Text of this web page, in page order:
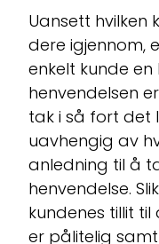
Uansett hvilken
dere igjennom,
enkelt kunde
henvendelsen
tak i så fort det
uavhengig av
anledning til å
henvendelse.
kundenes tillit
er pålitelig